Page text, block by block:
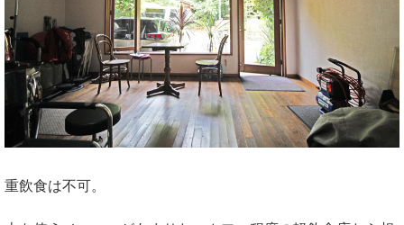
重飲食は不可。